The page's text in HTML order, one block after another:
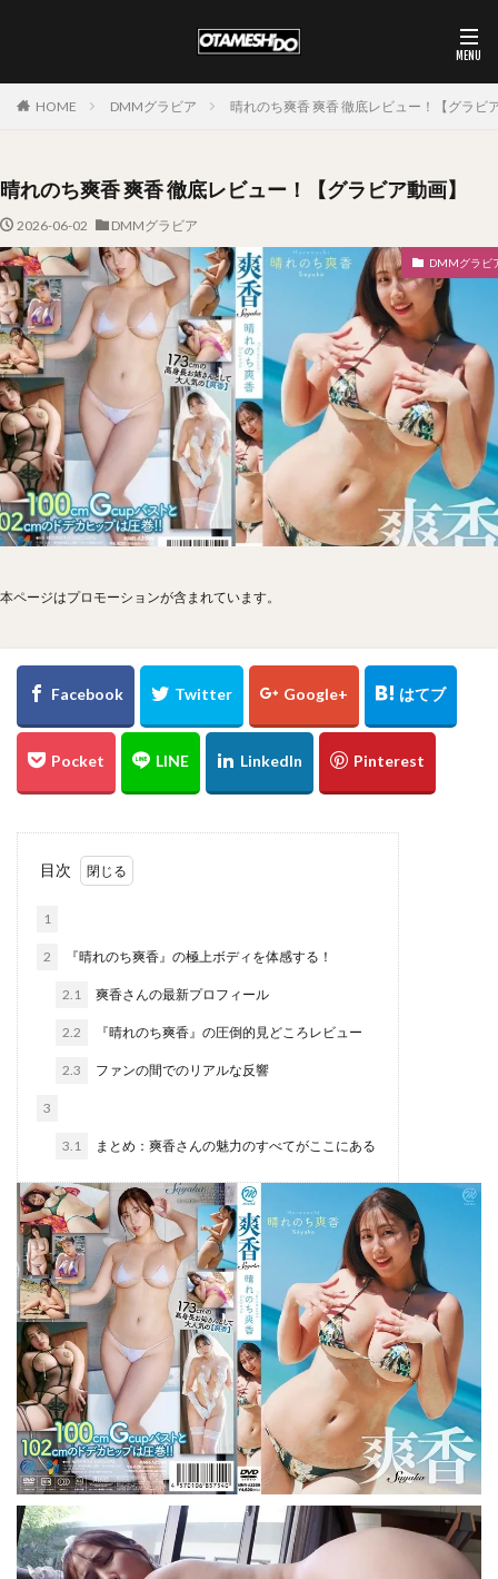
HOME DMMグラビア 晴れのち爽香 爽香 徹底レビュー！【グラビ
晴れのち爽香 爽香 徹底レビュー！【グラビア動画】
2026-06-02 DMMグラビア
DMMグラビ
本ページはプロモーションが含まれています。
目次
1
2 『晴れのち爽香』の極上ボディを体感する！
2.1 爽香さんの最新プロフィール
2.2 『晴れのち爽香』の圧倒的見どころレビュー
2.3 ファンの間でのリアルな反響
3
3.1 まとめ：爽香さんの魅力のすべてがここにある